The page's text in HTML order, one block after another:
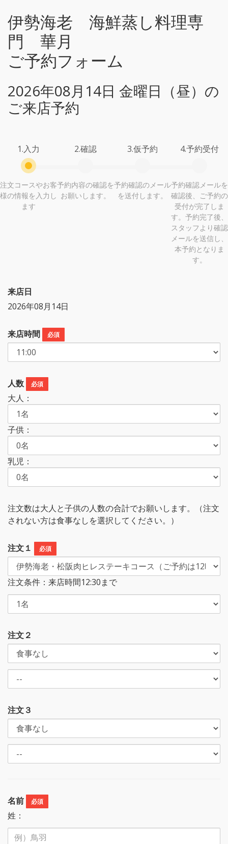
伊勢海老 海鮮蒸し料理専
門 華月
ご予約フォーム
2026年08月14日 金曜日（昼）の
ご来店予約
1.入力
注文コースやお客
様の情報を入力し
ます
2.確認
予約内容の確認を
お願いします。
3.仮予約
予約確認のメール
を送付します。
4.予約受付
予約確認メールを
確認後、ご予約の
受付が完了しま
す。予約完了後、
スタッフより確認
メールを送信し、
本予約となりま
す。
来店日
2026年08月14日
来店時間 必須
人数 必須
大人：
子供：
乳児：
注文数は大人と子供の人数の合計でお願いします。（注文
されない方は食事なしを選択してください。）
注文１ 必須
注文条件：来店時間12:30まで
注文２
注文３
名前 必須
姓：